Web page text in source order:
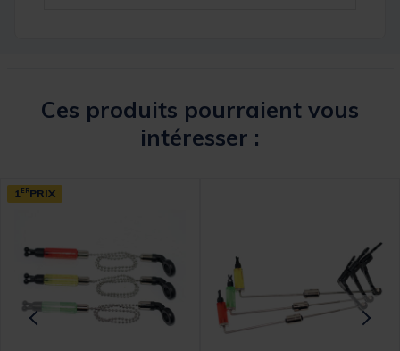
Ces produits pourraient vous
intéresser :
1ERPRIX